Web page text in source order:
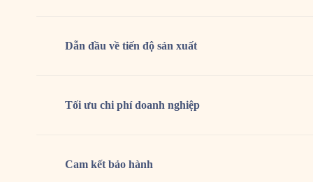
Dẫn đầu về tiến độ sản xuất
Tối ưu chi phí doanh nghiệp
Cam kết bảo hành